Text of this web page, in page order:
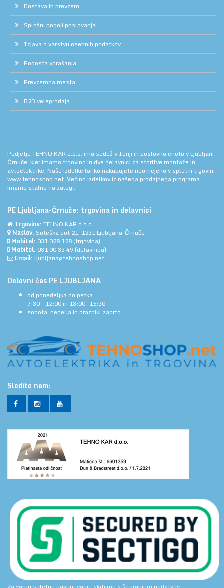
Dostava in prevzem
Splošni pogoji poslovanja
Izjava o varstvu osebnih podatkov
Pogosta vprašanja
Prevzemna mesta
B2B veleprodaja
Podjetje TEHNO KAR d.o.o. ima sedež v Idriji in poslovno enoto v Ljubljani-
Črnuče, kjer imamo trgovino in dve delavnici za storitve montaže in
avtoelektrike. Naše izdelke lahko nakupujete neomejeno v spletni trgovini
www.tehnoshop.net. Večino izdelkov iz našega prodajnega programa
imamo stalno na zalogi.
PE Ljubljana-Črnuče: trgovina in delavnici
Trgovina: TEHNO KAR d.o.o.
Naslov: Soteška pot 21, 1231 Ljubljana-Črnuče
Mobitel: 031 028 128 (trgovina)
Mobitel: 031 00 33 49 (delavnica)
Email: ljubljana@tehnoshop.net
Delovni čas PE LJUBLJANA
od ponedeljka do petka
7:30 - 12:00 in 13:00 -15:30
sobota, nedelja in prazniki:zaprto
Sledite nam: